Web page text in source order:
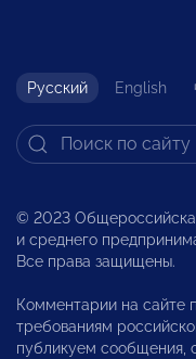
Русский English
© 2023
и среднего
Все права защищены.
Комментарии на сайте
требованиям
публикуем сообщения,